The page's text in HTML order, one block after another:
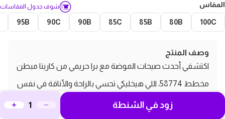
المقاس شوف جدول المقاسات
100C
80B
85B
85C
90B
90C
95B
وصف المنتج
اكتشفي أحدث صيحات الموضة مع برا حريمي من كارينا مبطن
مخطط 58774، اللي هيخليكي تحسي بالراحة والأناقة في نفس
الوقت. التصميم الفريد والمبطن بشكل مثالي مش بس
زود في الشنطة